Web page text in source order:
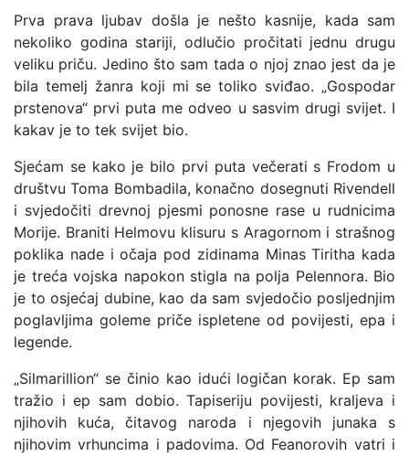
Prva prava ljubav došla je nešto kasnije, kada sam
nekoliko godina stariji, odlučio pročitati jednu drugu
veliku priču. Jedino što sam tada o njoj znao jest da je
bila temelj žanra koji mi se toliko sviđao. „Gospodar
prstenova“ prvi puta me odveo u sasvim drugi svijet. I
kakav je to tek svijet bio.
Sjećam se kako je bilo prvi puta večerati s Frodom u
društvu Toma Bombadila, konačno dosegnuti Rivendell
i svjedočiti drevnoj pjesmi ponosne rase u rudnicima
Morije. Braniti Helmovu klisuru s Aragornom i strašnog
poklika nade i očaja pod zidinama Minas Tiritha kada
je treća vojska napokon stigla na polja Pelennora. Bio
je to osjećaj dubine, kao da sam svjedočio posljednjim
poglavljima goleme priče ispletene od povijesti, epa i
legende.
„Silmarillion“ se činio kao idući logičan korak. Ep sam
tražio i ep sam dobio. Tapiseriju povijesti, kraljeva i
njihovih kuća, čitavog naroda i njegovih junaka s
njihovim vrhuncima i padovima. Od Feanorovih vatri i